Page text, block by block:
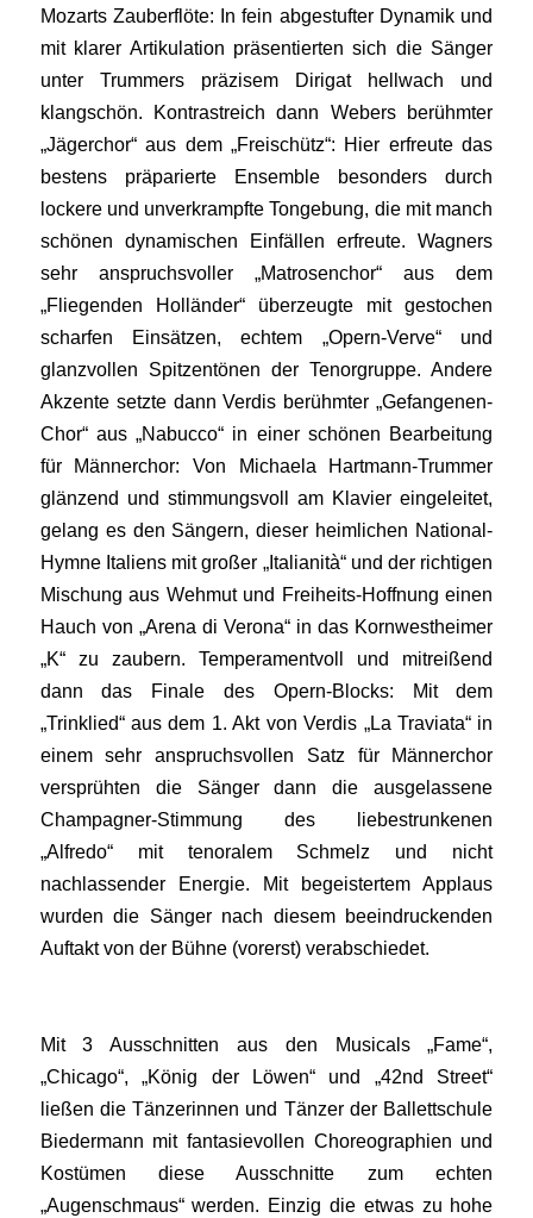
Mozarts Zauberflöte: In fein abgestufter Dynamik und
mit klarer Artikulation präsentierten sich die Sänger
unter Trummers präzisem Dirigat hellwach und
klangschön. Kontrastreich dann Webers berühmter
„Jägerchor“ aus dem „Freischütz“: Hier erfreute das
bestens präparierte Ensemble besonders durch
lockere und unverkrampfte Tongebung, die mit manch
schönen dynamischen Einfällen erfreute. Wagners
sehr anspruchsvoller „Matrosenchor“ aus dem
„Fliegenden Holländer“ überzeugte mit gestochen
scharfen Einsätzen, echtem „Opern-Verve“ und
glanzvollen Spitzentönen der Tenorgruppe. Andere
Akzente setzte dann Verdis berühmter „Gefangenen-
Chor“ aus „Nabucco“ in einer schönen Bearbeitung
für Männerchor: Von Michaela Hartmann-Trummer
glänzend und stimmungsvoll am Klavier eingeleitet,
gelang es den Sängern, dieser heimlichen National-
Hymne Italiens mit großer „Italianità“ und der richtigen
Mischung aus Wehmut und Freiheits-Hoffnung einen
Hauch von „Arena di Verona“ in das Kornwestheimer
„K“ zu zaubern. Temperamentvoll und mitreißend
dann das Finale des Opern-Blocks: Mit dem
„Trinklied“ aus dem 1. Akt von Verdis „La Traviata“ in
einem sehr anspruchsvollen Satz für Männerchor
versprühten die Sänger dann die ausgelassene
Champagner-Stimmung des liebestrunkenen
„Alfredo“ mit tenoralem Schmelz und nicht
nachlassender Energie. Mit begeistertem Applaus
wurden die Sänger nach diesem beeindruckenden
Auftakt von der Bühne (vorerst) verabschiedet.
Mit 3 Ausschnitten aus den Musicals „Fame“,
„Chicago“, „König der Löwen“ und „42nd Street“
ließen die Tänzerinnen und Tänzer der Ballettschule
Biedermann mit fantasievollen Choreographien und
Kostümen diese Ausschnitte zum echten
„Augenschmaus“ werden. Einzig die etwas zu hohe